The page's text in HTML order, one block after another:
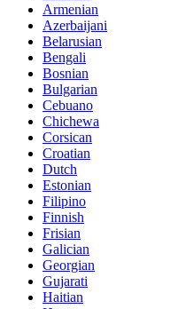
Armenian
Azerbaijani
Belarusian
Bengali
Bosnian
Bulgarian
Cebuano
Chichewa
Corsican
Croatian
Dutch
Estonian
Filipino
Finnish
Frisian
Galician
Georgian
Gujarati
Haitian